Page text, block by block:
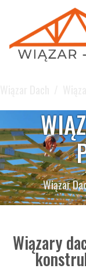
Wiązar
Wiązary